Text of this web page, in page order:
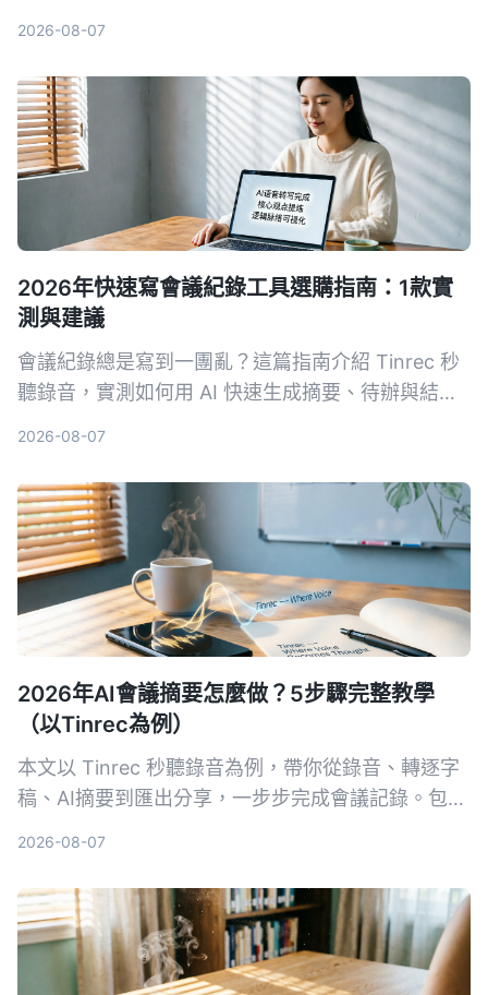
2026-08-07
2026年快速寫會議紀錄工具選購指南：1款實
測與建議
會議紀錄總是寫到一團亂？這篇指南介紹 Tinrec 秒
聽錄音，實測如何用 AI 快速生成摘要、待辦與結構
2026-08-07
2026年AI會議摘要怎麼做？5步驟完整教學
（以Tinrec為例）
本文以 Tinrec 秒聽錄音為例，帶你從錄音、轉逐字
稿、AI摘要到匯出分享，一步步完成會議記錄。包含
2026-08-07